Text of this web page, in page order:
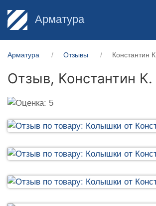
Арматура
Арматура Отзывы Константин К.
Отзыв, Константин К.